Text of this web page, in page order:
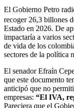
El Gobierno Petro
recoger 26,3 billones
Estado en 2026. De
impactaría a varios
de vida de los
sectores de la política
El senador Efraín
que este documento
anticipó que no
empresas: “El IVA,
Pareciera que el